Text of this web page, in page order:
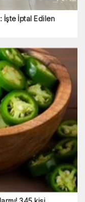
İşte İptal Edilen